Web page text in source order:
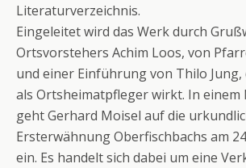
Literaturverzeichnis.
Eingeleitet wird das Werk durch
Ortsvorstehers Achim Loos, von
und einer Einführung von Thilo Jung,
als Ortsheimatpfleger wirkt. In
geht Gerhard Moisel auf die
Ersterwähnung Oberfischbachs am
ein. Es handelt sich dabei um eine